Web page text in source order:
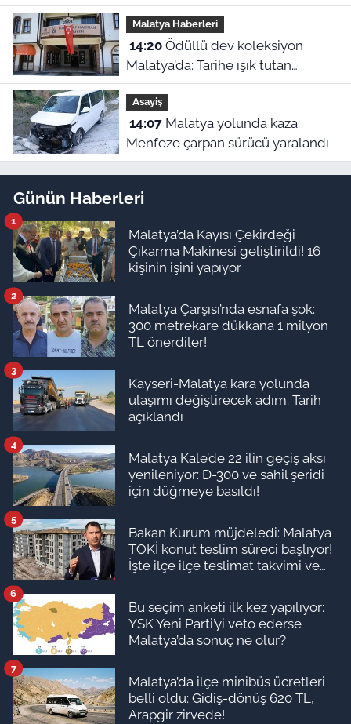
Malatya Haberleri
14:20Ödüllü dev koleksiyon
Malatya’da: Tarihe ışık tutan
Fotoğraf Makinesi Müzesi
Asayiş
14:07Malatya yolunda kaza:
Menfeze çarpan sürücü yaralandı
Günün Haberleri
Malatya’da Kayısı Çekirdeği
Çıkarma Makinesi geliştirildi! 16
kişinin işini yapıyor
1
Malatya Çarşısı’nda esnafa şok:
300 metrekare dükkana 1 milyon
TL önerdiler!
2
Kayseri-Malatya kara yolunda
ulaşımı değiştirecek adım: Tarih
açıklandı
3
Malatya Kale’de 22 ilin geçiş aksı
yenileniyor: D-300 ve sahil şeridi
için düğmeye basıldı!
4
Bakan Kurum müjdeledi: Malatya
TOKİ konut teslim süreci başlıyor!
İşte ilçe ilçe teslimat takvimi ve
5
Bu seçim anketi ilk kez yapılıyor:
YSK Yeni Parti’yi veto ederse
Malatya’da sonuç ne olur?
6
Malatya’da ilçe minibüs ücretleri
belli oldu: Gidiş-dönüş 620 TL,
Arapgir zirvede!
7